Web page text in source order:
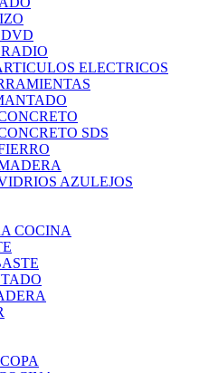
ELECTRICOS
SDS
AZULEJOS
COCINA